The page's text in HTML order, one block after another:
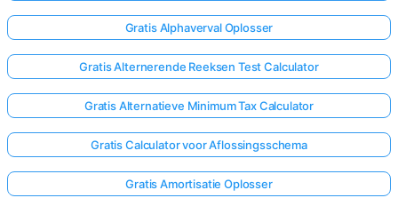
Gratis Alphaverval Oplosser
Gratis Alternerende Reeksen Test Calculator
Gratis Alternatieve Minimum Tax Calculator
Gratis Calculator voor Aflossingsschema
Gratis Amortisatie Oplosser